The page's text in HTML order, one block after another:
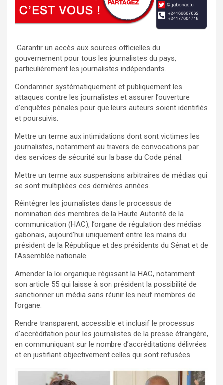
Garantir un accès aux sources officielles du
gouvernement pour tous les journalistes du pays,
particulièrement les journalistes indépendants.
Condamner systématiquement et publiquement les
attaques contre les journalistes et assurer l’ouverture
d’enquêtes pénales pour que leurs auteurs soient identifiés
et poursuivis.
Mettre un terme aux intimidations dont sont victimes les
journalistes, notamment au travers de convocations par
des services de sécurité sur la base du Code pénal.
Mettre un terme aux suspensions arbitraires de médias qui
se sont multipliées ces dernières années.
Réintégrer les journalistes dans le processus de
nomination des membres de la Haute Autorité de la
communication (HAC), l’organe de régulation des médias
gabonais, aujourd’hui uniquement entre les mains du
président de la République et des présidents du Sénat et de
l’Assemblée nationale.
Amender la loi organique régissant la HAC, notamment
son article 55 qui laisse à son président la possibilité de
sanctionner un média sans réunir les neuf membres de
l’organe.
Rendre transparent, accessible et inclusif le processus
d’accréditation pour les journalistes de la presse étrangère,
en communiquant sur le nombre d’accréditations délivrées
et en justifiant objectivement celles qui sont refusées.